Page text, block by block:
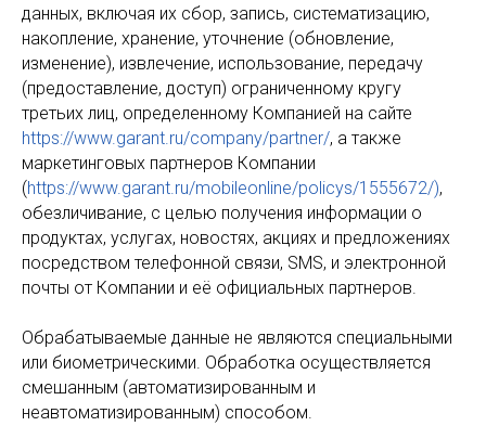
данных, включая их сбор, запись, систематизацию,
накопление, хранение, уточнение (обновление,
изменение), извлечение, использование, передачу
(предоставление, доступ) ограниченному кругу
третьих лиц, определенному Компанией на сайте
https://www.garant.ru/company/partner/, а также
маркетинговых партнеров Компании
(https://www.garant.ru/mobileonline/policys/1555672/),
обезличивание, с целью получения информации о
продуктах, услугах, новостях, акциях и предложениях
посредством телефонной связи, SMS, и электронной
почты от Компании и её официальных партнеров.
Обрабатываемые данные не являются специальными
или биометрическими. Обработка осуществляется
смешанным (автоматизированным и
неавтоматизированным) способом.